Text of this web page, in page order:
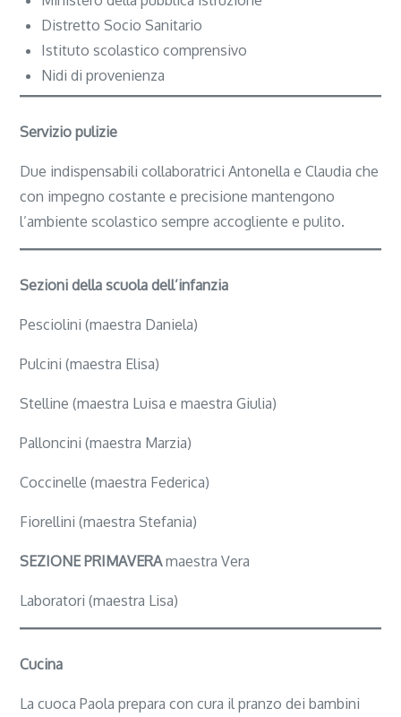
Distretto Socio Sanitario
Istituto scolastico comprensivo
Nidi di provenienza
Servizio pulizie
Due indispensabili collaboratrici Antonella e Claudia che
con impegno costante e precisione mantengono
l’ambiente scolastico sempre accogliente e pulito.
Sezioni della scuola dell’infanzia
Pesciolini (maestra Daniela)
Pulcini (maestra Elisa)
Stelline (maestra Luisa e maestra Giulia)
Palloncini (maestra Marzia)
Coccinelle (maestra Federica)
Fiorellini (maestra Stefania)
SEZIONE PRIMAVERAmaestra Vera
Laboratori (maestra Lisa)
Cucina
La cuoca Paola prepara con cura il pranzo dei bambini